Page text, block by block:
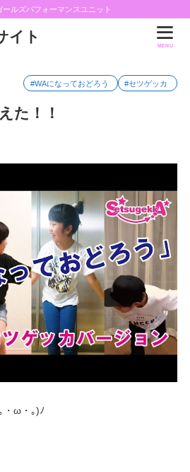
ルズパフォーマンスユニット
イト
MENU
#WAになっておどろう #セツゲッカ
た！！
・ω・｡)ﾉ